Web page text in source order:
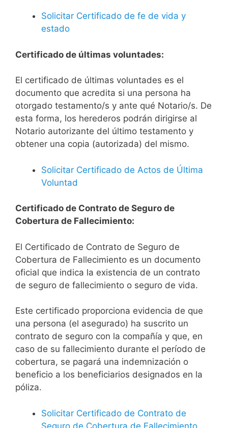
Solicitar Certificado de fe de vida y
estado
Certificado de últimas voluntades:
El certificado de últimas voluntades es el
documento que acredita si una persona ha
otorgado testamento/s y ante qué Notario/s. De
esta forma, los herederos podrán dirigirse al
Notario autorizante del último testamento y
obtener una copia (autorizada) del mismo.
Solicitar Certificado de Actos de Última
Voluntad
Certificado de Contrato de Seguro de
Cobertura de Fallecimiento:
El Certificado de Contrato de Seguro de
Cobertura de Fallecimiento es un documento
oficial que indica la existencia de un contrato
de seguro de fallecimiento o seguro de vida.
Este certificado proporciona evidencia de que
una persona (el asegurado) ha suscrito un
contrato de seguro con la compañía y que, en
caso de su fallecimiento durante el período de
cobertura, se pagará una indemnización o
beneficio a los beneficiarios designados en la
póliza.
Solicitar Certificado de Contrato de
Seguro de Cobertura de Fallecimiento